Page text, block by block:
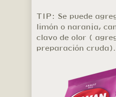
TIP: Se puede
limón o naranja,
clavo de olor (
preparación cruda).